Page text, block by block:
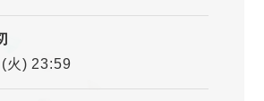
火) 23:59